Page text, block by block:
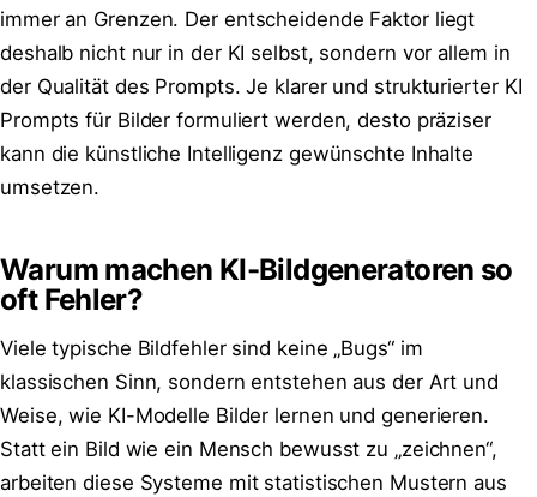
immer an Grenzen. Der entscheidende Faktor liegt
deshalb nicht nur in der KI selbst, sondern vor allem in
der Qualität des Prompts. Je klarer und strukturierter KI
Prompts für Bilder formuliert werden, desto präziser
kann die künstliche Intelligenz gewünschte Inhalte
umsetzen.
Warum machen KI-Bildgeneratoren so
oft Fehler?
Viele typische Bildfehler sind keine „Bugs“ im
klassischen Sinn, sondern entstehen aus der Art und
Weise, wie KI-Modelle Bilder lernen und generieren.
Statt ein Bild wie ein Mensch bewusst zu „zeichnen“,
arbeiten diese Systeme mit statistischen Mustern aus